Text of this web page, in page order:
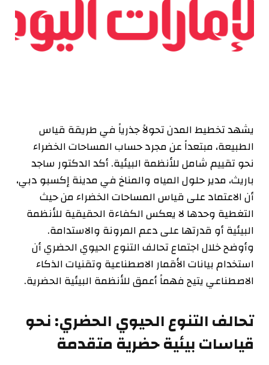
يشهد تخطيط المدن تحولاً جذرياً في طريقة قياس
الطبيعة، مبتعداً عن مجرد حساب المساحات الخضراء
نحو تقييم شامل للأنظمة البيئية. أكد الدكتور ساجد
باريث، مدير حلول المياه والمناخ في مدينة إكسبو دبي،
أن الاعتماد على قياس المساحات الخضراء من حيث
التغطية وحدها لا يعكس الكفاءة الحقيقية للأنظمة
البيئية أو قدرتها على دعم المرونة والاستدامة.
وأوضح خلال اجتماع تحالف التنوع الحيوي الحضري أن
استخدام بيانات الأقمار الاصطناعية وتقنيات الذكاء
الاصطناعي يتيح فهماً أعمق للأنظمة البيئية الحضرية.
تحالف التنوع الحيوي الحضري: نحو
قياسات بيئية حضرية متقدمة